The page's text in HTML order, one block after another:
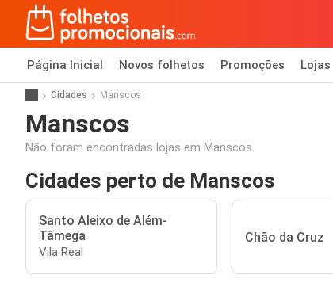
Página Inicial Novos folhetos Promoções Lojas
Cidades Manscos
Manscos
Não foram encontradas lojas em Manscos.
Cidades perto de Manscos
Santo Aleixo de Além-
Tâmega
Vila Real
Chão da Cruz